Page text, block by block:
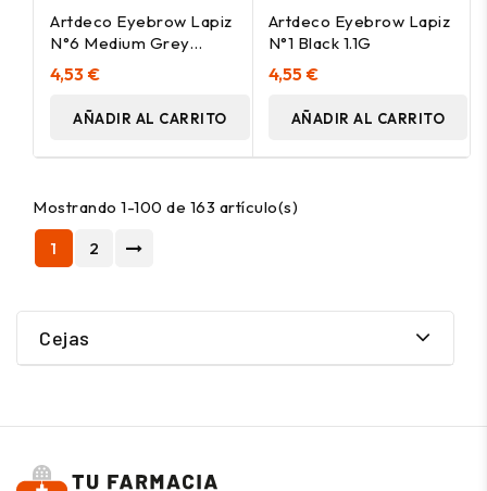
Artdeco Eyebrow Lapiz
N°6 Medium Grey
Brown 1.1G
4,53 €
AÑADIR AL CARRITO
Artdeco Eyebrow Lapiz
N°1 Black 1.1G
4,55 €
AÑADIR AL CARRITO
Mostrando 1-100 de 163 artículo(s)
1
2
Cejas